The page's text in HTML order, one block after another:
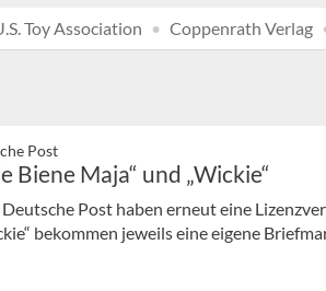
Toy Association Coppenrath Verlag
Post
Biene Maja“ und „Wickie“
Post haben erneut eine
bekommen jeweils eine eigene